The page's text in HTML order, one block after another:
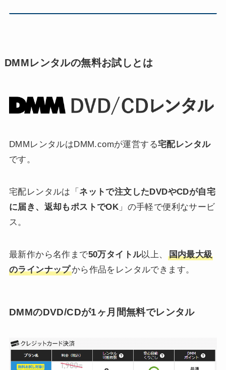
DMMレンタルの無料お試しとは
DMMレンタルはDMM.comが運営する宅配レンタル
です。
宅配レンタルは「 ネットで注文したDVDやCDが自宅
に届き、返却もポストでOK 」の手軽で便利なサービ
ス。
最新作から名作まで50万タイトル以上、
国内最大級
のラインナップから作品をレンタルできます。
DMMのDVD/CDが1ヶ月間無料でレンタル